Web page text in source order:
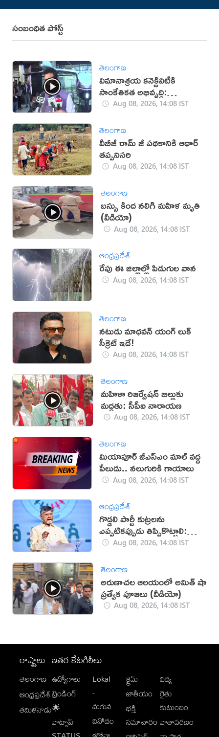
సంబంధిత పోస్ట్
తెలంగాణ
విమానాశ్రయ కనెక్టివిటీకి
సాంకేతికత అభివృద్ధి:
రామ్మోహన్ నాయుడు
Aug 08, 2026, 14:08 IST
తెలంగాణ
వీబీజీ రామ్ జీ పథకానికి ఆధార్
తప్పనిసరి
Aug 08, 2026, 14:08 IST
తెలంగాణ
బస్సు కింద నలిగి మహిళ మృతి
(వీడియో)
Aug 08, 2026, 14:08 IST
ఆంధ్రప్రదేశ్
రేపు ఈ జిల్లాల్లో పిడుగుల వాన
Aug 08, 2026, 14:08 IST
తెలంగాణ
నటుడు మాధవన్ యంగ్ లుక్
సీక్రెట్ ఇదే!
Aug 08, 2026, 14:08 IST
తెలంగాణ
మహిళా రిజర్వేషన్ బిల్లుకు
మద్దతు: సీపీఐ నారాయణ
Aug 08, 2026, 14:08 IST
తెలంగాణ
మియాపూర్‌ జీఎస్‌ఎం మాల్‌ వద్ద
పేలుడు.. నలుగురికి గాయాలు
Aug 08, 2026, 14:08 IST
ఆంధ్రప్రదేశ్
గొడ్డలి పార్టీ కుట్రలను
ఎప్పటికప్పుడు తిప్పికొట్టాలి:
చంద్రబాబు
Aug 08, 2026, 14:08 IST
తెలంగాణ
అరుణాచల ఆలయంలో అమిత్ షా
ప్రత్యేక పూజలు (వీడియో)
Aug 08, 2026, 14:08 IST
రాష్ట్రాలు
తెలంగాణ
ఆంధ్రప్రదేశ్
తమిళనాడు
ఇతర కేటగిరీలు
ఉద్యోగాలు
ట్రెండింగ్
🌟
వాట్సాప్
Lokal
-
మగువ
వినోదం
క్రైమ్
జాతీయం
భక్తి
సమాచారం
విద్య
రైతు
కుటుంబం
వాతావరణం